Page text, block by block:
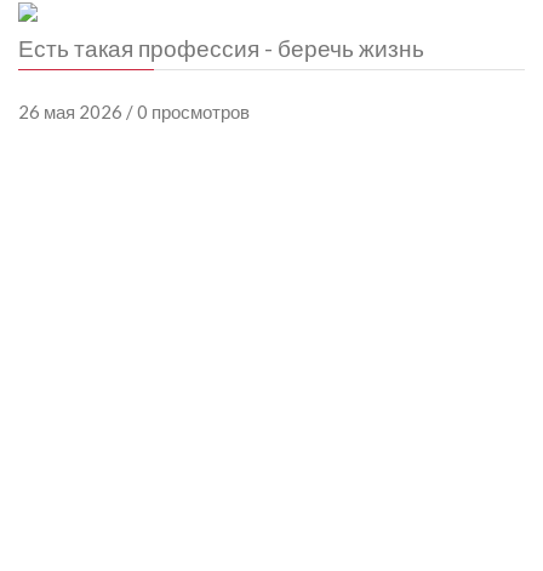
Есть такая профессия - беречь жизнь
26 мая 2026 / 0 просмотров